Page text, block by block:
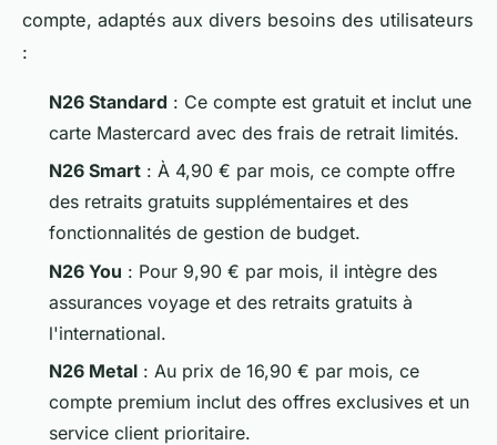
compte, adaptés aux divers besoins des utilisateurs
:
N26 Standard : Ce compte est gratuit et inclut une
carte Mastercard avec des frais de retrait limités.
N26 Smart : À 4,90 € par mois, ce compte offre
des retraits gratuits supplémentaires et des
fonctionnalités de gestion de budget.
N26 You : Pour 9,90 € par mois, il intègre des
assurances voyage et des retraits gratuits à
l'international.
N26 Metal : Au prix de 16,90 € par mois, ce
compte premium inclut des offres exclusives et un
service client prioritaire.